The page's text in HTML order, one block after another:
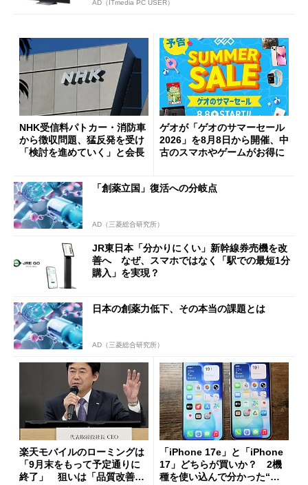
AD（ITmedia PC USER）
NHK受信料パトカー・消防車
から徴収問題、猛反発を受け
「検討を進めていく」と会長
ゲオが「ゲオのサマーセール
2026」を8月8日から開催、中
古のスマホやゲームがお得に
「創薬立国」復活への分岐点
AD（三菱総合研究所）
JR東日本「分かりにくい」新幹線券売機を改
善へ なぜ、スマホではなく「駅での最短1分
購入」を実現？
日本の創薬力低下、その本当の課題とは
AD（三菱総合研究所）
楽天モバイルのローミングは
「9月末をもって予定通りに
終了」 狙いは「品質改善」
「iPhone 17e」と「iPhone
17」どちらが買いか？ 2機
種を使い込んで分かった“ス